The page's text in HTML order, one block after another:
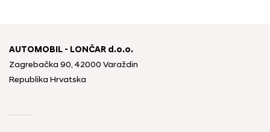
AUTOMOBIL - LONČAR d.o.o.
Zagrebačka 90, 42000 Varaždin
Republika Hrvatska